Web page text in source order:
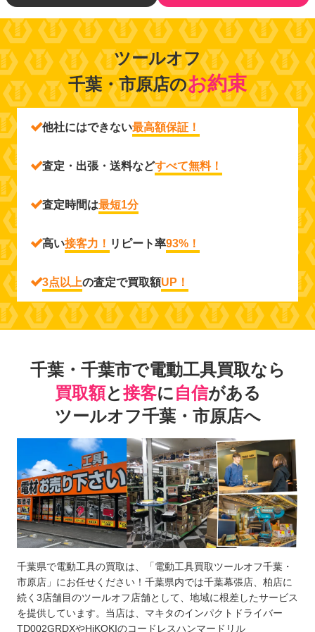
ツールオフ
千葉・市原店のお約束
他社にはできない最高額保証！
査定・出張・送料などすべて無料！
査定時間は最短1分
高い接客力！ リピート率93%！
3点以上の査定で買取額UP！
千葉・千葉市で電動工具買取なら
買取額と接客に自信がある
ツールオフ千葉・市原店へ
千葉県で電動工具の買取は、「電動工具買取ツールオフ千葉・
市原店」にお任せください！千葉県内では千葉幕張店、柏店に
続く3店舗目のツールオフ店舗として、地域に根差したサービス
を提供しています。当店は、マキタのインパクトドライバー
TD002GRDXやHiKOKIのコードレスハンマードリル